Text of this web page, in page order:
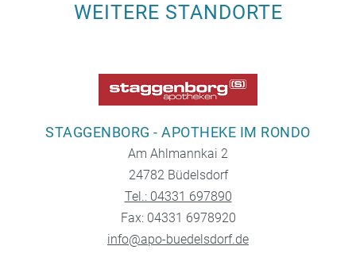
WEITERE STANDORTE
STAGGENBORG - APOTHEKE IM RONDO
Am Ahlmannkai 2
24782 Büdelsdorf
Tel.: 04331 697890
Fax: 04331 6978920
info@apo-buedelsdorf.de